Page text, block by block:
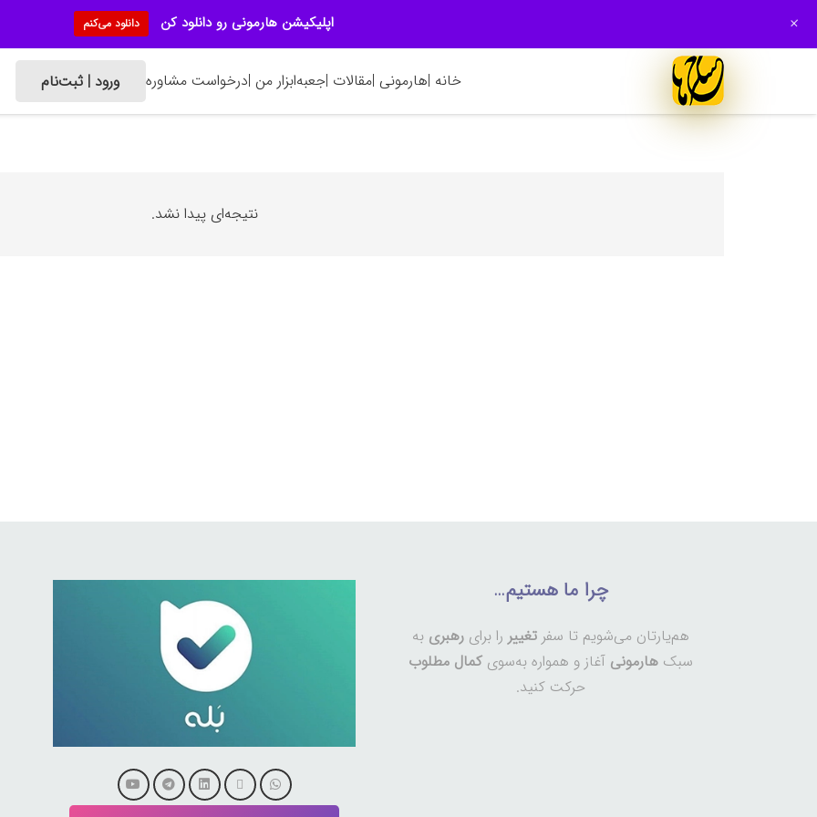
خانه |هارمونی |مقالات |جعبه‌ابزار من |درخواست مشاوره ورود | ثبت‌نام
نتیجه‌ای پیدا نشد.
چرا ما هستیم…
هم‌یارتان می‌شویم تا سفر تغییر را برای رهبری به
سبک هارمونی آغاز و همواره به‌سوی کمال مطلوب
حرکت کنید.
اپلیکیشن هارمونی رو دانلود کن دانلود می‌کنم +